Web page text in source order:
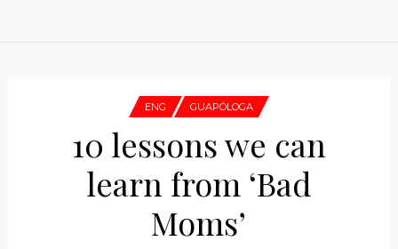
ENG GUAPÓLOGA
10 lessons we can
learn from ‘Bad
Moms’